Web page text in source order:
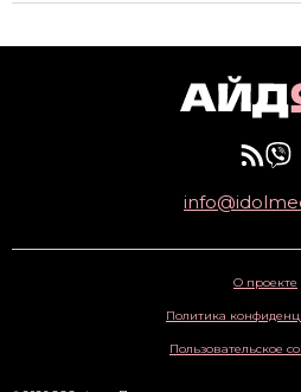
О проекте
Политика
Пользовательское